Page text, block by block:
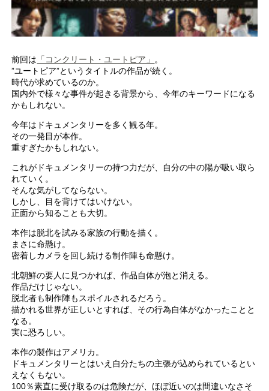
前回は 「コンクリート・ユートピア」 。
”ユートピア”というタイトルの作品が続く。
時代が求めているのか。
国内外で様々な事件が起きる背景から、今年のキーワードになる
かもしれない。
今年はドキュメンタリーを多く観る年。
その一発目が本作。
重すぎたかもしれない。
これがドキュメンタリーの持つ力だが、自分の中の陽が吸い取ら
れていく。
そんな気がしてならない。
しかし、目を背けてはいけない。
正面から知ることも大切。
本作は脱北を試みる家族の行動を描く。
まさに命懸け。
密着しカメラを回し続ける制作陣も命懸け。
北朝鮮の要人に見つかれば、作品自体が泡と消える。
作品だけじゃない。
脱北者も制作陣もスポイルされるだろう。
描かれる世界が正しいとすれば、その行為自体がなかったことと
なる。
実に恐ろしい。
本作の製作はアメリカ。
ドキュメンタリーとはいえ自分たちの主張が込められているとい
えなくもない。
100％素直に受け取るのは危険だが、ほぼ近いのは間違いなさそ